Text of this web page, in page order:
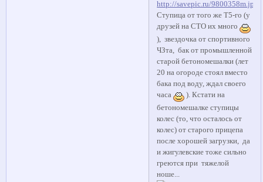
Ступица от того же Т5-го (у
друзей на СТО их много
), звездочка от спортивного
ЧЗта, бак от промышленной
старой бетономешалки (лет
20 на огороде стоял вместо
бака под воду, ждал своего
часа
). Кстати на
бетономешалке ступицы
колес (то, что осталось от
колес) от старого прицепа
после хорошей загрузки, да
и жигулевские тоже сильно
греются при тяжелой
ноше...